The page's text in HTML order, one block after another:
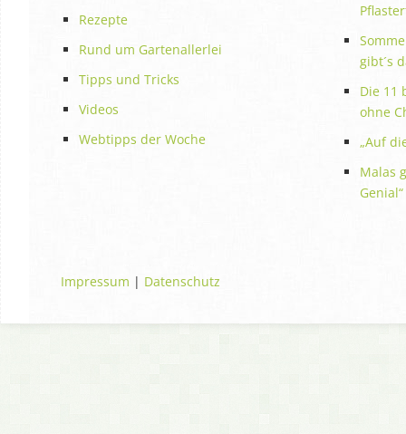
Rezepte
Rund um Gartenallerlei
Tipps und Tricks
Videos
Webtipps der Woche
gibt´s
Die 11
ohne
„Auf
Malas
Genial“
Impressum | Datenschutz